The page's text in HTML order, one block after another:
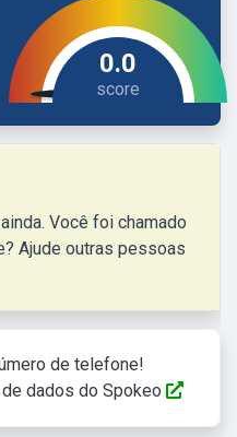
0.0
Ajude outras pessoas
de telefone!
dados do Spokeo